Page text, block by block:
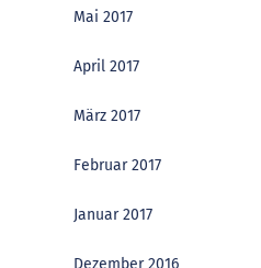
Mai 2017
April 2017
März 2017
Februar 2017
Januar 2017
Dezember 2016